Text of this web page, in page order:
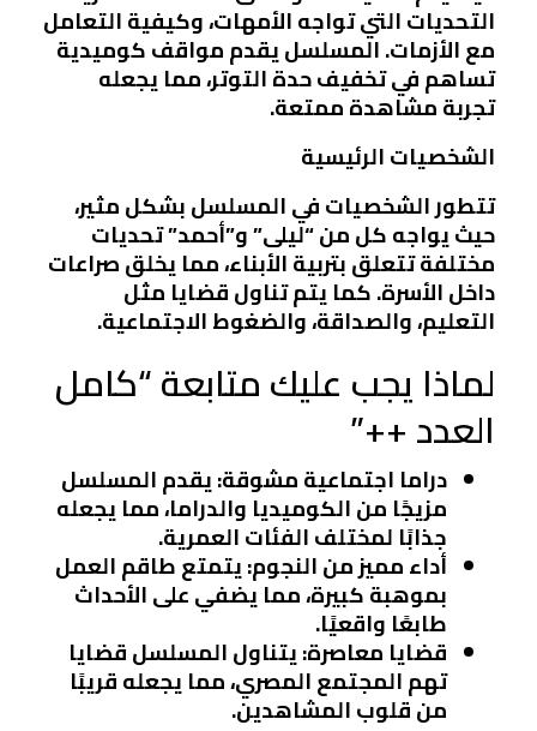
التحديات التي تواجه الأمهات، وكيفية التعامل
مع الأزمات. المسلسل يقدم مواقف كوميدية
تساهم في تخفيف حدة التوتر، مما يجعله
تجربة مشاهدة ممتعة.
الشخصيات الرئيسية
تتطور الشخصيات في المسلسل بشكل مثير،
حيث يواجه كل من “ليلى” و”أحمد” تحديات
مختلفة تتعلق بتربية الأبناء، مما يخلق صراعات
داخل الأسرة. كما يتم تناول قضايا مثل
التعليم، والصداقة، والضغوط الاجتماعية.
لماذا يجب عليك متابعة “كامل
العدد ++”
دراما اجتماعية مشوقة: يقدم المسلسل
مزيجًا من الكوميديا والدراما، مما يجعله
جذابًا لمختلف الفئات العمرية.
أداء مميز من النجوم: يتمتع طاقم العمل
بموهبة كبيرة، مما يضفي على الأحداث
طابعًا واقعيًا.
قضايا معاصرة: يتناول المسلسل قضايا
تهم المجتمع المصري، مما يجعله قريبًا
من قلوب المشاهدين.